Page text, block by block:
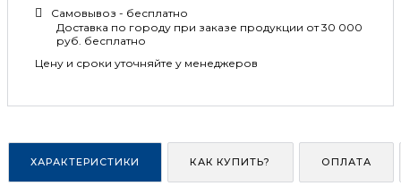
Самовывоз - бесплатно
Доставка по городу при заказе продукции от 30 000
руб. бесплатно
Цену и сроки уточняйте у менеджеров
ХАРАКТЕРИСТИКИ КАК КУПИТЬ? ОПЛАТА